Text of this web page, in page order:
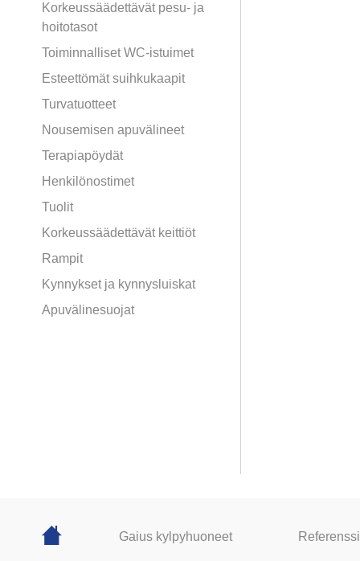
Korkeussäädettävät pesu- ja
hoitotasot
Toiminnalliset WC-istuimet
Esteettömät suihkukaapit
Turvatuotteet
Nousemisen apuvälineet
Terapiapöydät
Henkilönostimet
Tuolit
Korkeussäädettävät keittiöt
Rampit
Kynnykset ja kynnysluiskat
Apuvälinesuojat
Gaius kylpyhuoneet